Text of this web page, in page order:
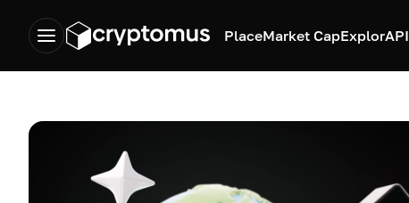
PlaceMarket CapExplorAPI